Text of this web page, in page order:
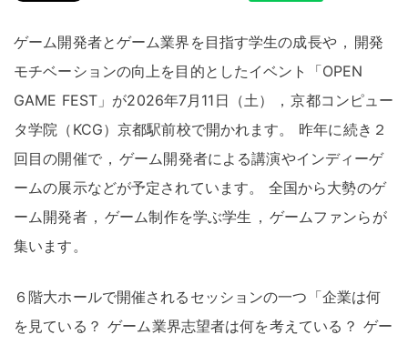
ゲーム開発者とゲーム業界を目指す学生の成長や ， 開発
モチベーションの向上を目的としたイベント「OPEN
GAME FEST」が2026年7月11日（土）
， 京都コンピュー
タ学院（KCG）京都駅前校で開かれます。
昨年に続き２
回目の開催で ， ゲーム開発者による講演やインディーゲ
ームの展示などが予定されています。
全国から大勢のゲ
ーム開発者 ， ゲーム制作を学ぶ学生 ， ゲームファンらが
集います。
６階大ホールで開催されるセッションの一つ「企業は何
を見ている ？ ゲーム業界志望者は何を考えている ？ ゲー